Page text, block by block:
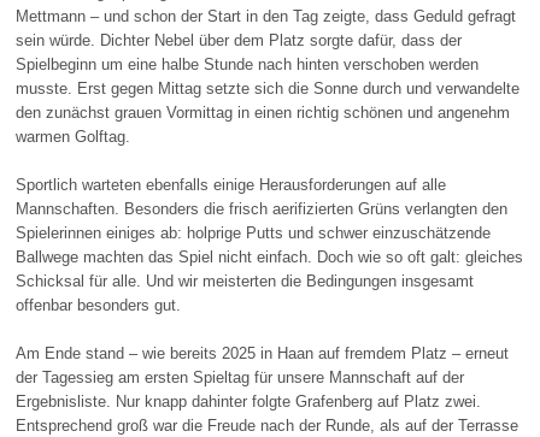
Mettmann – und schon der Start in den Tag zeigte, dass Geduld gefragt
sein würde. Dichter Nebel über dem Platz sorgte dafür, dass der
Spielbeginn um eine halbe Stunde nach hinten verschoben werden
musste. Erst gegen Mittag setzte sich die Sonne durch und verwandelte
den zunächst grauen Vormittag in einen richtig schönen und angenehm
warmen Golftag.
Sportlich warteten ebenfalls einige Herausforderungen auf alle
Mannschaften. Besonders die frisch aerifizierten Grüns verlangten den
Spielerinnen einiges ab: holprige Putts und schwer einzuschätzende
Ballwege machten das Spiel nicht einfach. Doch wie so oft galt: gleiches
Schicksal für alle. Und wir meisterten die Bedingungen insgesamt
offenbar besonders gut.
Am Ende stand – wie bereits 2025 in Haan auf fremdem Platz – erneut
der Tagessieg am ersten Spieltag für unsere Mannschaft auf der
Ergebnisliste. Nur knapp dahinter folgte Grafenberg auf Platz zwei.
Entsprechend groß war die Freude nach der Runde, als auf der Terrasse